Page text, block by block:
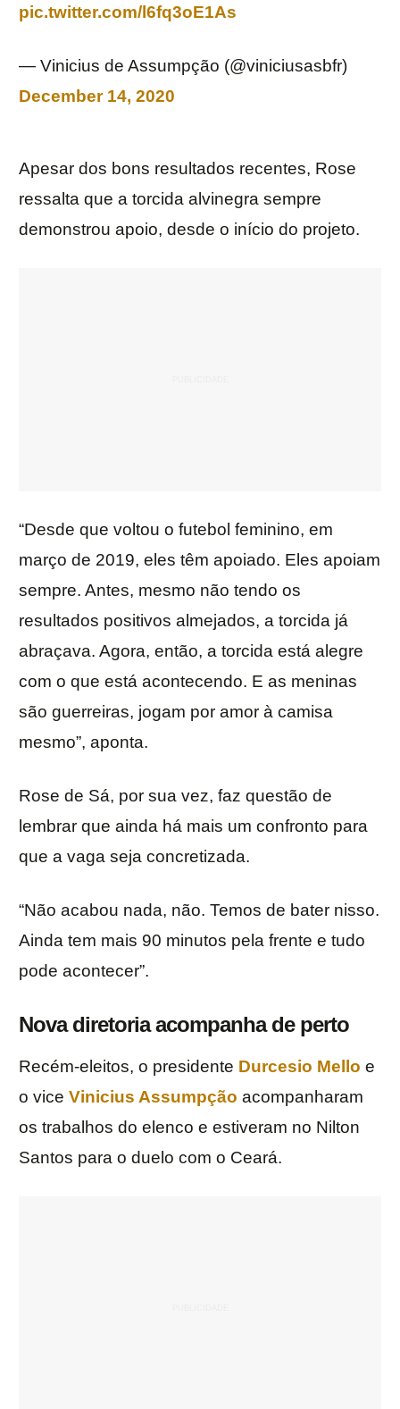
pic.twitter.com/l6fq3oE1As
— Vinicius de Assumpção (@viniciusasbfr)
December 14, 2020
Apesar dos bons resultados recentes, Rose
ressalta que a torcida alvinegra sempre
demonstrou apoio, desde o início do projeto.
“Desde que voltou o futebol feminino, em
março de 2019, eles têm apoiado. Eles apoiam
sempre. Antes, mesmo não tendo os
resultados positivos almejados, a torcida já
abraçava. Agora, então, a torcida está alegre
com o que está acontecendo. E as meninas
são guerreiras, jogam por amor à camisa
mesmo”, aponta.
Rose de Sá, por sua vez, faz questão de
lembrar que ainda há mais um confronto para
que a vaga seja concretizada.
“Não acabou nada, não. Temos de bater nisso.
Ainda tem mais 90 minutos pela frente e tudo
pode acontecer”.
Nova diretoria acompanha de perto
Recém-eleitos, o presidente Durcesio Mello e
o vice Vinicius Assumpção acompanharam
os trabalhos do elenco e estiveram no Nilton
Santos para o duelo com o Ceará.